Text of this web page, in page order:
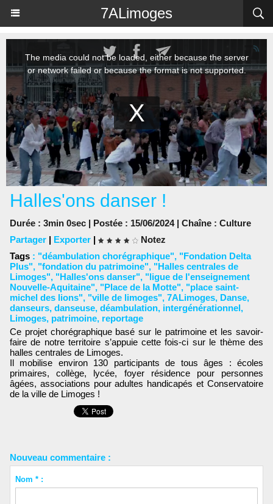
7ALimoges
Halles'ons danser !
Durée : 3min 0sec | Postée : 15/06/2024 | Chaîne : Culture
Partager | Exporter |
Notez
Tags : "déambulation chorégraphique", "Fondation Delta
Plus", "fondation du patrimoine", "Halles centrales de
Limoges", "Halles'ons danser", "ligue de l'enseignement
Nouvelle-Aquitaine", "Place de la Motte", "place saint-
michel des lions", "ville de limoges", 7ALimoges, Danse,
danseurs, danseuse, déambulation, intergénérationnel,
Limoges, patrimoine, reportage
Ce projet chorégraphique basé sur le patrimoine et les savoir-
faire de notre territoire s’appuie cette fois-ci sur le thème des
halles centrales de Limoges.
Il mobilise environ 130 participants de tous âges : écoles
primaires, collège, lycée, foyer résidence pour personnes
âgées, associations pour adultes handicapés et Conservatoire
de la ville de Limoges !
Nouveau commentaire :
Nom * :